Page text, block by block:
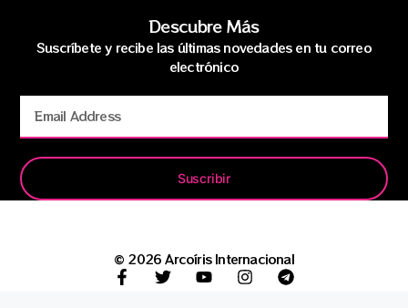
Descubre Más
Suscríbete y recibe las últimas novedades en tu correo
electrónico
Suscribir
© 2026 Arcoíris Internacional